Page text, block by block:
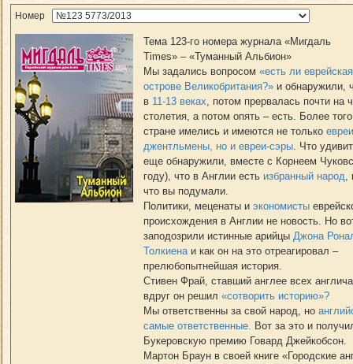
Номер
Тема 123-го номера журнала «Мигдаль
Times» – «Туманный Альбион»
Мы задались вопросом«есть ли
острове Великобритания?» и обнаружили,
в 11-13 веках, потом прервалась почти на
столетия, а потом опять – есть. Более
стране имелись и имеются не только
джентльмены, но и евреи-сэры. Что
еще обнаружили, вместе с Корнеем
году), что в Англии есть избранный народ,
что вы подумали.
Политики, меценаты иэкономисты
происхождения в Англии не новость. Но
заподозрили истинные арийцыДжона
Толкиенаи как он на это отреагировал –
прелюбопытнейшая история.
Стивен Фрай, ставший англее всех
вдруг он решил«сотворить историю»?
Мы ответственны за свой народ, но
самые ответственные. Вот за это и
Букеровскую премию Говард Джейкобсон.
Мартон Браун в своей книге «Городские